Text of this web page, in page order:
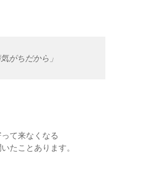
気がちだから」
て来なくなる
たことあります。